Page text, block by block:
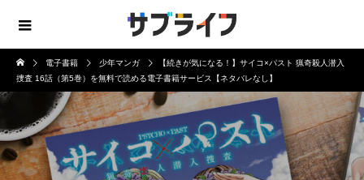
電子書籍 少年マンガ
【続きが気になる！】サイコ×パスト 猟奇殺人潜入
捜査 16話（第5巻）を無料で読める電子書籍サービス【ネタバレなし】